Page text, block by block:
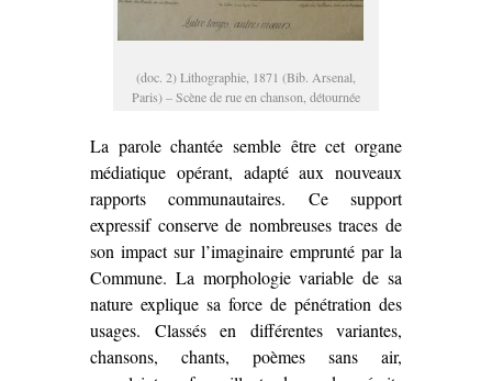
(doc. 2) Lithographie, 1871 (Bib. Arsenal,
Paris) – Scène de rue en chanson, détournée
La parole chantée semble être cet organe
médiatique opérant, adapté aux nouveaux
rapports communautaires. Ce support
expressif conserve de nombreuses traces de
son impact sur l’imaginaire emprunté par la
Commune. La morphologie variable de sa
nature explique sa force de pénétration des
usages. Classés en différentes variantes,
chansons, chants, poèmes sans air,